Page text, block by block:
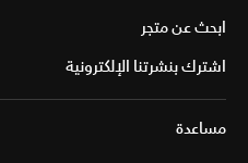
ابحث عن متجر
اشترك بنشرتنا الإلكترونية
مساعدة